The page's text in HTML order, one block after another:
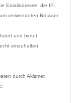
Emailadresse, die IP-
verwendeten Browser
und bietet
einzuhalten
durch Akismet